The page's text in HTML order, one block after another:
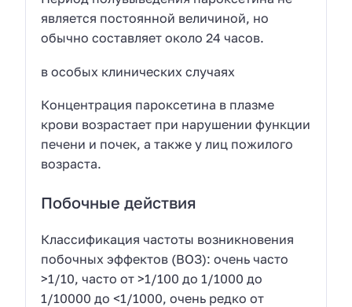
является постоянной величиной, но
обычно составляет около 24 часов.
в особых клинических случаях
Концентрация пароксетина в плазме
крови возрастает при нарушении функции
печени и почек, а также у лиц пожилого
возраста.
Побочные действия
Классификация частоты возникновения
побочных эффектов (ВОЗ): очень часто
>1/10, часто от >1/100 до 1/1000 до
1/10000 до <1/1000, очень редко от